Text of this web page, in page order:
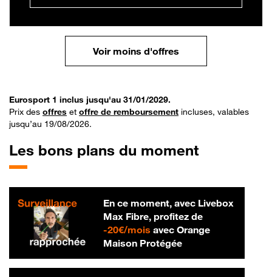
Voir moins d'offres
Eurosport 1 inclus jusqu'au 31/01/2029.
Prix des offres et offre de remboursement incluses, valables
jusqu’au 19/08/2026.
Les bons plans du moment
En ce moment, avec Livebox
Max Fibre, profitez de
-20€/mois20 € par mois
avec Orange
Maison Protégée